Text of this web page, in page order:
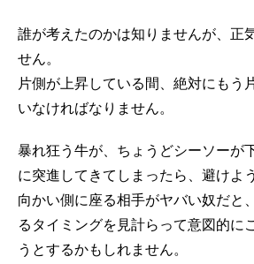
誰が考えたのかは知りませんが、正
せん。
片側が上昇している間、絶対にもう
いなければなりません。
暴れ狂う牛が、ちょうどシーソーが
に突進してきてしまったら、避けよ
向かい側に座る相手がヤバい奴だと
るタイミングを見計らって意図的に
うとするかもしれません。